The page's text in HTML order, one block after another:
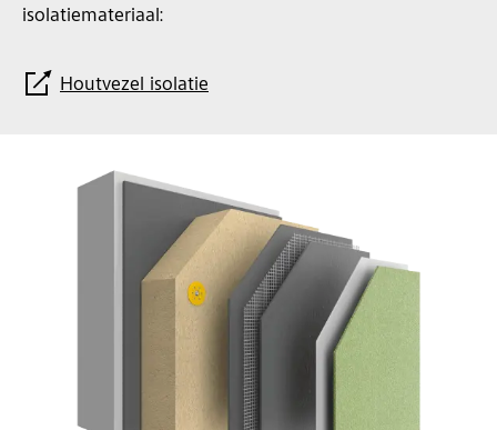
isolatiemateriaal:
Houtvezel isolatie